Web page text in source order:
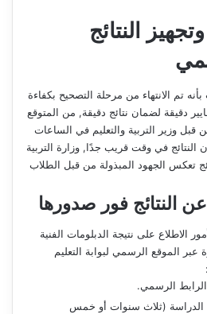
النتائج
تم الانتهاء من مرحلة التصحيح بكفاءة
دقيقة لضمان نتائج دقيقة, من المتوقع
قبل وزير التربية والتعليم في الساعات
النتائج في وقت قريب جدًا, وزارة التربية
تعكس الجهود المبذولة من قبل الطلاب
النتائج فور صدورها
الاطلاع على نتيجة الدبلومات الفنية
الموقع الرسمي لبوابة التعليم
الرابط الرسمي.
الدراسة (ثلاث سنوات أو خمس